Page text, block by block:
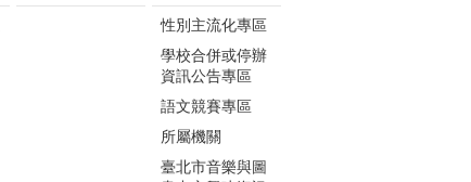
性別主流化專區
學校合併或停辦
資訊公告專區
語文競賽專區
所屬機關
臺北市音樂與圖